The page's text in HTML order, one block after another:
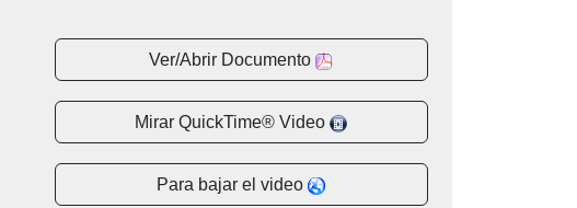
Ver/Abrir Documento
Mirar QuickTime® Video
Para bajar el video